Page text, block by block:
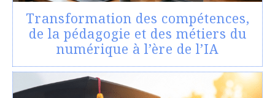
Transformation des compétences,
de la pédagogie et des métiers du
numérique à l’ère de l’IA